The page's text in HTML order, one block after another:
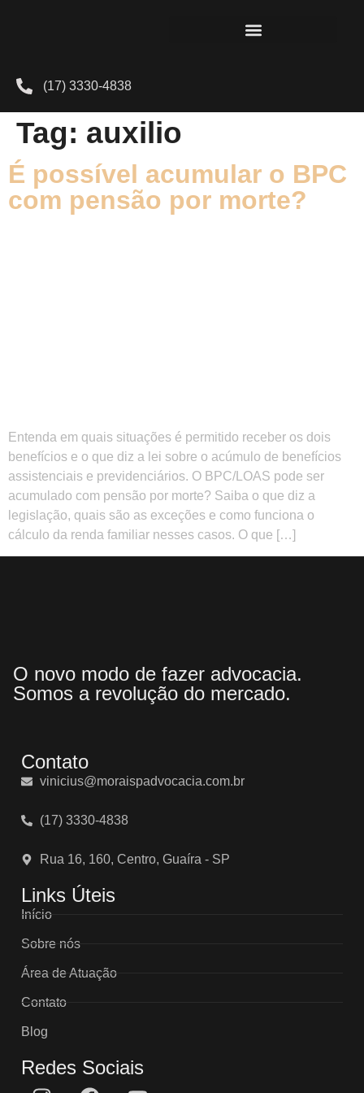
(17) 3330-4838
Tag: auxilio
É possível acumular o BPC
com pensão por morte?
Entenda em quais situações é permitido receber os dois
benefícios e o que diz a lei sobre o acúmulo de benefícios
assistenciais e previdenciários. O BPC/LOAS pode ser
acumulado com pensão por morte? Saiba o que diz a
legislação, quais são as exceções e como funciona o
cálculo da renda familiar nesses casos. O que […]
O novo modo de fazer advocacia.
Somos a revolução do mercado.
Contato
vinicius@moraispadvocacia.com.br
(17) 3330-4838
Rua 16, 160, Centro, Guaíra - SP
Links Úteis
Início
Sobre nós
Área de Atuação
Contato
Blog
Redes Sociais